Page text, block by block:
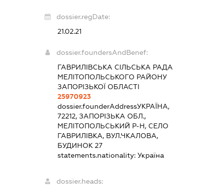
dossier.regDate:
21.02.21
dossier.foundersAndBenef:
ГАВРИЛІВСЬКА СІЛЬСЬКА РАДА
МЕЛІТОПОЛЬСЬКОГО РАЙОНУ
ЗАПОРІЗЬКОЇ ОБЛАСТІ
25970923
dossier.founderAddressУКРАЇНА,
72212, ЗАПОРІЗЬКА ОБЛ.,
МЕЛІТОПОЛЬСЬКИЙ Р-Н, СЕЛО
ГАВРИЛІВКА, ВУЛ.ЧКАЛОВА,
БУДИНОК 27
statements.nationality:Україна
dossier.heads: